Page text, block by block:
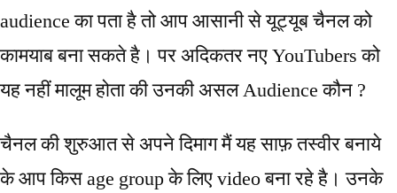
audience का पता है तो आप आसानी से यूट्यूब चैनल को
कामयाब बना सकते है। पर अदिकतर नए YouTubers को
यह नहीं मालूम होता की उनकी असल Audience कौन ?
चैनल की शुरुआत से अपने दिमाग मैं यह साफ़ तस्वीर बनाये
के आप किस age group के लिए video बना रहे है। उनके